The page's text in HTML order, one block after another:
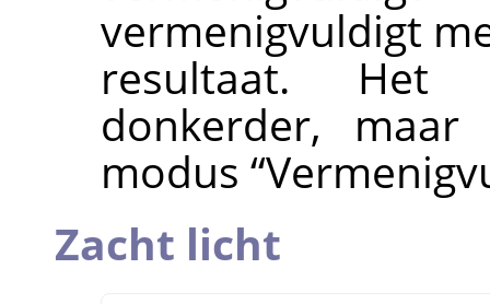
vermenigvuldigt
resultaat. Het
donkerder,
modus “
Zacht licht